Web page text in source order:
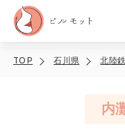
TOP 石川県 北陸
内